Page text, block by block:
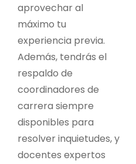
aprovechar al
máximo tu
experiencia previa.
Además, tendrás el
respaldo de
coordinadores de
carrera siempre
disponibles para
resolver inquietudes, y
docentes expertos